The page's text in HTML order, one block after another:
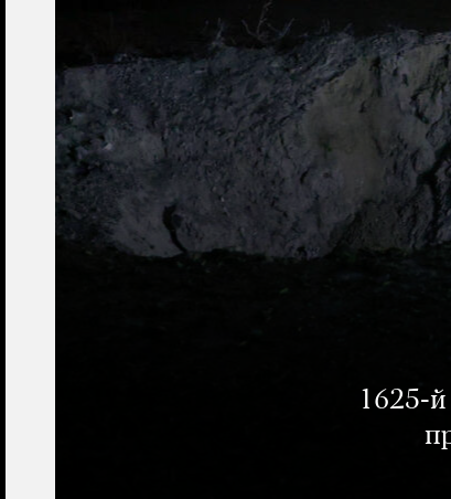
1625-